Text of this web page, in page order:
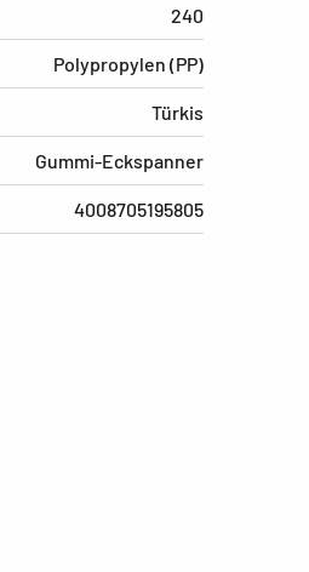
240
Polypropylen (PP)
Türkis
Gummi-Eckspanner
4008705195805